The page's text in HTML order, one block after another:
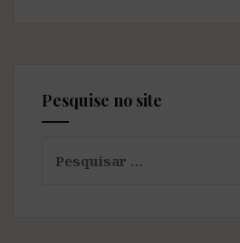
Pesquise no site
por: